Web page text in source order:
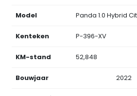
Model Panda 1.0 Hybrid
Kenteken P-396-XV
KM-stand 52,848
Bouwjaar 2022